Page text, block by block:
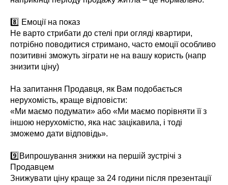
8️⃣ Емоції на показ
Не варто стрибати до стелі при огляді квартири,
потрібно поводитися стримано, часто емоції особливо
позитивні зможуть зіграти не на вашу користь (напр
знизити ціну)
На запитання Продавця, як Вам подобається
нерухомість, краще відповісти:
«Ми маємо подумати» або «Ми маємо порівняти її з
іншою нерухомістю, яка нас зацікавила, і тоді
зможемо дати відповідь».
9️⃣Випрошування знижки на першій зустрічі з
Продавцем
Знижувати ціну краще за 24 години після презентації